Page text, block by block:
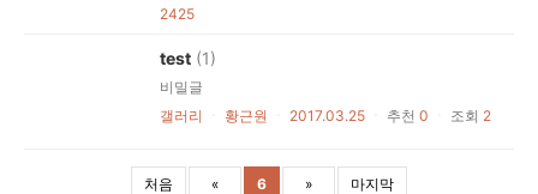
2425
test (1)
비밀글
갤러리
황근원 2017.03.25 추천 0 조회 2
처음 « 6 » 마지막